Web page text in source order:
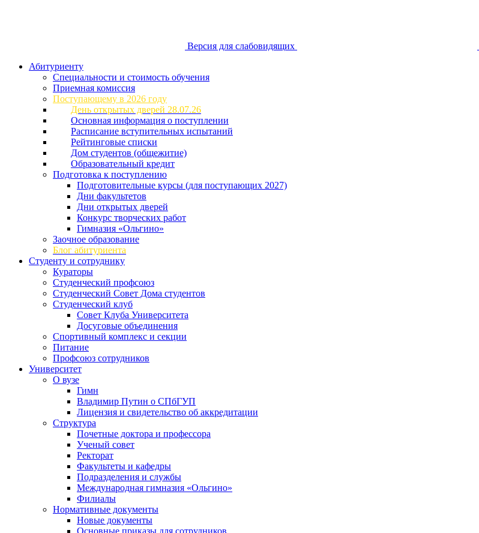
Версия для слабовидящих
Абитуриенту
Специальности и стоимость обучения
Приемная комиссия
Поступающему в 2026 году
День открытых дверей 28.07.26
Основная информация о поступлении
Расписание вступительных испытаний
Рейтинговые списки
Дом студентов (общежитие)
Образовательный кредит
Подготовка к поступлению
Подготовительные курсы (для поступающих 2027)
Дни факультетов
Дни открытых дверей
Конкурс творческих работ
Гимназия «Ольгино»
Заочное образование
Блог абитуриента
Студенту и сотруднику
Кураторы
Студенческий профсоюз
Студенческий Совет Дома студентов
Студенческий клуб
Совет Клуба Университета
Досуговые объединения
Спортивный комплекс и секции
Питание
Профсоюз сотрудников
Университет
О вузе
Гимн
Владимир Путин о СПбГУП
Лицензия и свидетельство об аккредитации
Структура
Почетные доктора и профессора
Ученый совет
Ректорат
Факультеты и кафедры
Подразделения и службы
Международная гимназия «Ольгино»
Филиалы
Нормативные документы
Новые документы
Основные приказы для сотрудников